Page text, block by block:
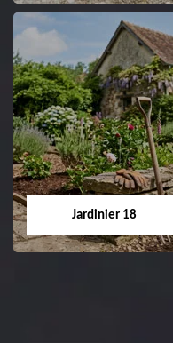
Dessouchage arbre
et haie 18
Entreprise dessouchage
arbre et haie 18 Cher
Jardinier 18